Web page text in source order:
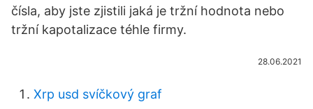
čísla, aby jste zjistili jaká je tržní hodnota nebo
tržní kapotalizace téhle firmy.
28.06.2021
Xrp usd svíčkový graf